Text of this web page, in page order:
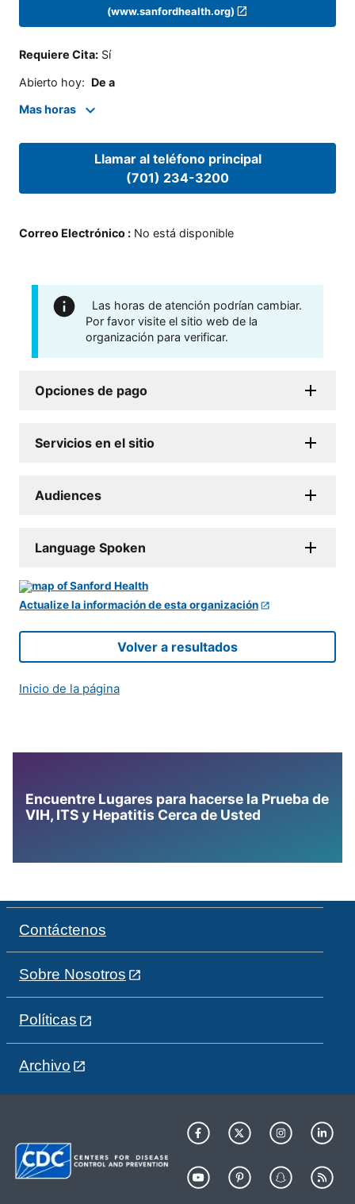
(www.sanfordhealth.org)
Requiere Cita: Sí
Abierto hoy: De a
Mas horas
Llamar al teléfono principal
(701) 234-3200
Correo Electrónico : No está disponible
Las horas de atención podrían cambiar.
Por favor visite el sitio web de la
organización para verificar.
Opciones de pago
Servicios en el sitio
Audiences
Language Spoken
Actualize la información de esta organización
Volver a resultados
Inicio de la página
Encuentre Lugares para hacerse la Prueba de
VIH, ITS y Hepatitis Cerca de Usted
Contáctenos
Sobre Nosotros
Políticas
Archivo